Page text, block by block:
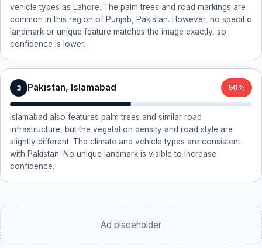
vehicle types as Lahore. The palm trees and road markings are
common in this region of Punjab, Pakistan. However, no specific
landmark or unique feature matches the image exactly, so
confidence is lower.
3 Pakistan, Islamabad 50%
Islamabad also features palm trees and similar road
infrastructure, but the vegetation density and road style are
slightly different. The climate and vehicle types are consistent
with Pakistan. No unique landmark is visible to increase
confidence.
Ad placeholder